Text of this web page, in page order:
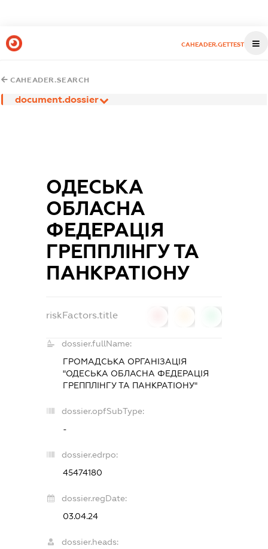
CAHEADER.GETTEST
CAHEADER.SEARCH
document.dossier
ОДЕСЬКА
ОБЛАСНА
ФЕДЕРАЦІЯ
ГРЕППЛІНГУ ТА
ПАНКРАТІОНУ
riskFactors.title
dossier.fullName:
ГРОМАДСЬКА ОРГАНІЗАЦІЯ
"ОДЕСЬКА ОБЛАСНА ФЕДЕРАЦІЯ
ГРЕППЛІНГУ ТА ПАНКРАТІОНУ"
dossier.opfSubType:
-
dossier.edrpo:
45474180
dossier.regDate:
03.04.24
dossier.heads: